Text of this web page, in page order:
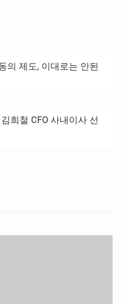
의 제도, 이대로는 안된
희철 CFO 사내이사 선